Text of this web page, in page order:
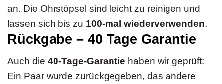
an. Die Ohrstöpsel sind leicht zu reinigen und
lassen sich bis zu 100-mal wiederverwenden.
Rückgabe – 40 Tage Garantie
Auch die 40-Tage-Garantie haben wir geprüft:
Ein Paar wurde zurückgegeben, das andere